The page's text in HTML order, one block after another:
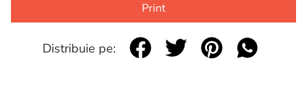
Print
Distribuie pe: